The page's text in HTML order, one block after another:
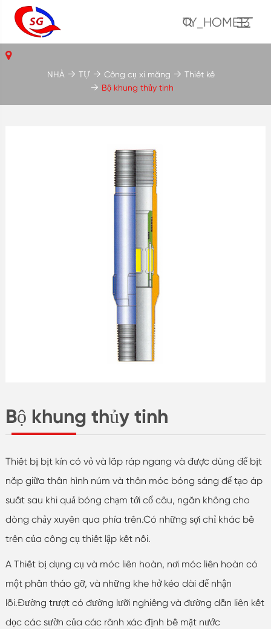
TY_HOME13
Bộ khung thủy tinh
Thiết bị bịt kín có vỏ và lắp ráp ngang và được dùng để bịt
nắp giữa thân hình núm và thân móc bóng sáng để tạo áp
suất sau khi quả bóng chạm tới cổ câu, ngăn không cho
dòng chảy xuyên qua phía trên.Có những sợi chỉ khác bề
trên của công cụ thiết lập kết nối.
A Thiết bị dụng cụ và móc liên hoàn, nơi móc liên hoàn có
một phần tháo gỡ, và những khe hở kéo dài để nhận
lỗi.Đường trượt có đường lưỡi nghiêng và đường dẫn liên kết
dọc các sườn của các rãnh xác định bề mặt nước
NHÀ TỰ Công cụ xi măng
Thiết kế
Bộ khung thủy tinh